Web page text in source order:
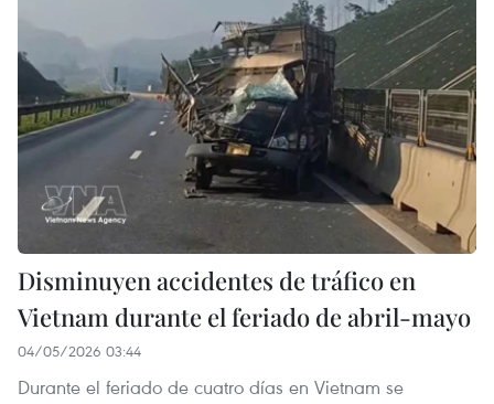
Disminuyen accidentes de tráfico en
Vietnam durante el feriado de abril-mayo
04/05/2026 03:44
Durante el feriado de cuatro días en Vietnam se